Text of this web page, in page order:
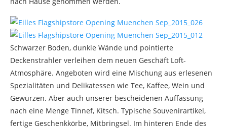
Schwarzer Boden, dunkle Wände und pointierte
Deckenstrahler verleihen dem neuen Geschäft Loft-
Atmosphäre. Angeboten wird eine Mischung aus erlesenen
Spezialitäten und Delikatessen wie Tee, Kaffee, Wein und
Gewürzen. Aber auch unserer bescheidenen Auffassung
nach eine Menge Tinnef, Kitsch. Typische Souvenirartikel,
fertige Geschenkkörbe, Mitbringsel. Im hinteren Ende des